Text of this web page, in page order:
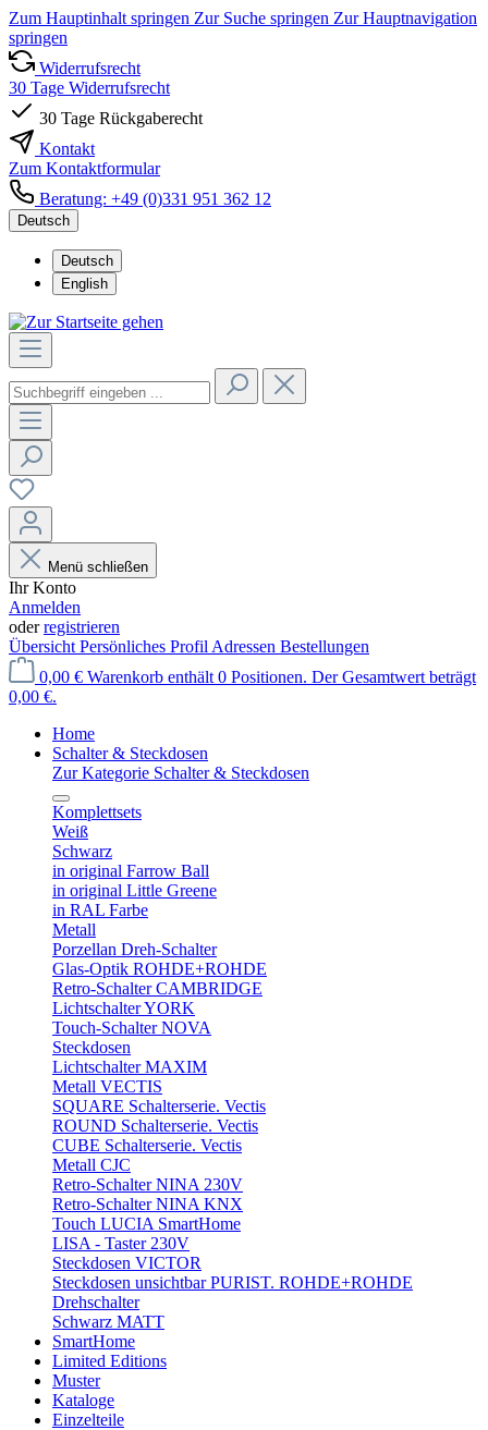
Zum Hauptinhalt springen Zur Suche springen Zur Hauptnavigation
springen
Widerrufsrecht
30 Tage Widerrufsrecht
30 Tage Rückgaberecht
Kontakt
Zum Kontaktformular
Beratung: +49 (0)331 951 362 12
Deutsch
Deutsch
English
Menü schließen
Ihr Konto
Anmelden
oderregistrieren
Übersicht Persönliches Profil Adressen Bestellungen
0,00 € Warenkorb enthält 0 Positionen. Der Gesamtwert beträgt
0,00 €.
Home
Schalter & Steckdosen
Zur Kategorie Schalter & Steckdosen
Komplettsets
Weiß
Schwarz
in original Farrow Ball
in original Little Greene
in RAL Farbe
Metall
Porzellan Dreh-Schalter
Glas-Optik ROHDE+ROHDE
Retro-Schalter CAMBRIDGE
Lichtschalter YORK
Touch-Schalter NOVA
Steckdosen
Lichtschalter MAXIM
Metall VECTIS
SQUARE Schalterserie. Vectis
ROUND Schalterserie. Vectis
CUBE Schalterserie. Vectis
Metall CJC
Retro-Schalter NINA 230V
Retro-Schalter NINA KNX
Touch LUCIA SmartHome
LISA - Taster 230V
Steckdosen VICTOR
Steckdosen unsichtbar PURIST. ROHDE+ROHDE
Drehschalter
Schwarz MATT
SmartHome
Limited Editions
Muster
Kataloge
Einzelteile